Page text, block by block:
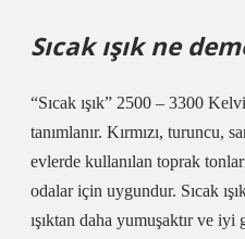
Sıcak ışık ne
“Sıcak ışık” 2500 – 3300
tanımlanır. Kırmızı, turuncu,
evlerde kullanılan toprak
odalar için uygundur. Sıcak
ışıktan daha yumuşaktır ve